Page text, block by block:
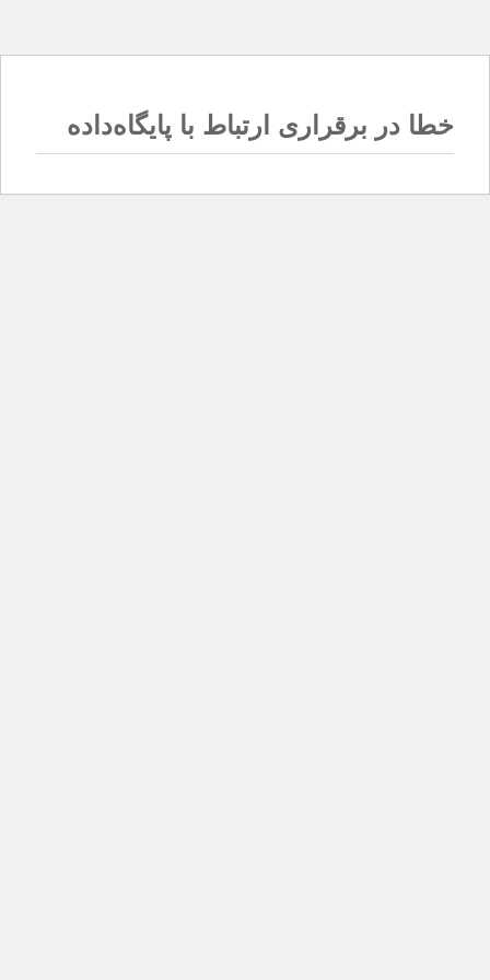
خطا در برقراری ارتباط با پایگاه‌داده